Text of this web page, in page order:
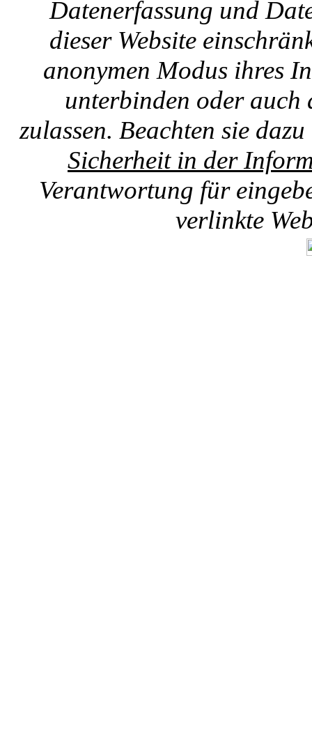
Datenerfassung und
dieser Website
anonymen Modus ihres
unterbinden oder auch
zulassen. Beachten sie
Sicherheit in der
Verantwortung für
verlinkte